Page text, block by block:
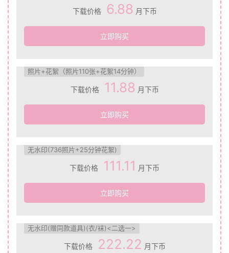
下载价格 6.88 月下币
立即购买
照片+花絮（照片110张+花絮14分钟）
下载价格 11.88 月下币
立即购买
无水印(736照片+25分钟花絮)
下载价格 111.11 月下币
立即购买
无水印(赠同款道具)(衣/袜)<二选一>
下载价格 222.22 月下币